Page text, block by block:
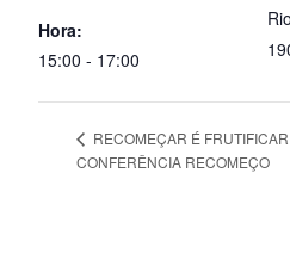
Hora:
15:00 - 17:00
RECOMEÇAR É
CONFERÊNCIA RECOMEÇO